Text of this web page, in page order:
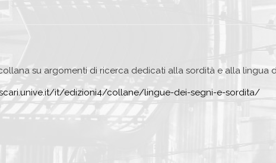
su argomenti di ricerca dedicati alla sordità e alla lingua
it/edizioni4/collane/lingue-dei-segni-e-sordita/